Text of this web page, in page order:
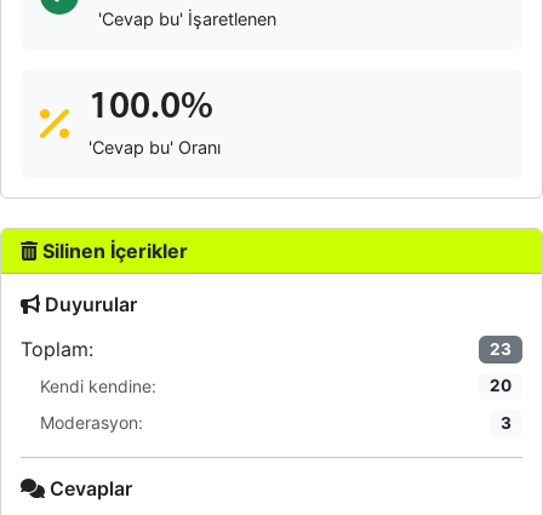
'Cevap bu' İşaretlenen
100.0%
'Cevap bu' Oranı
Silinen İçerikler
Duyurular
Toplam:
23
Kendi kendine: 20
Moderasyon: 3
Cevaplar